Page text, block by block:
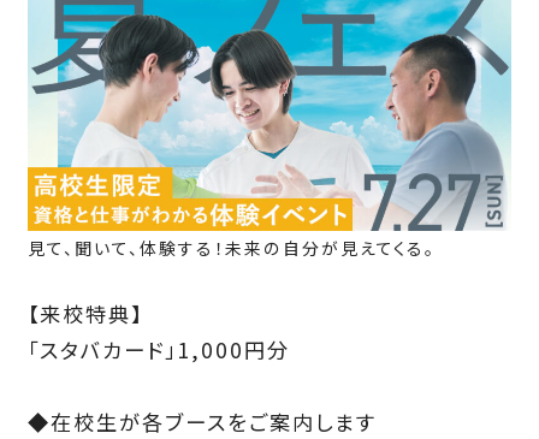
見て、聞いて、体験する！未来の自分が見えてくる。
【来校特典】
「スタバカード」1,000円分
◆在校生が各ブースをご案内します